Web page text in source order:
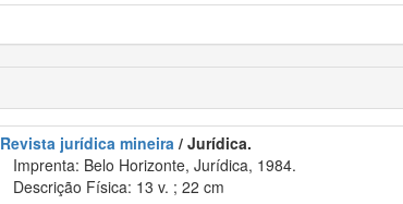
Revista jurídica mineira / Jurídica.
Imprenta: Belo Horizonte, Jurídica, 1984.
Descrição Física: 13 v. ; 22 cm